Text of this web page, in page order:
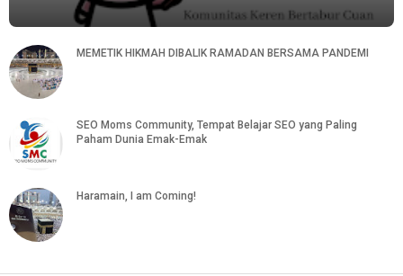
MEMETIK HIKMAH DIBALIK RAMADAN BERSAMA PANDEMI
SEO Moms Community, Tempat Belajar SEO yang Paling
Paham Dunia Emak-Emak
Haramain, I am Coming!